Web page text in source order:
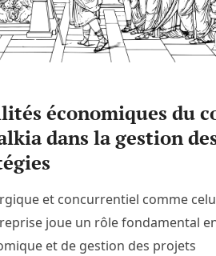
économiques du
dans la gestion
et concurrentiel comme
joue un rôle fondamental
et de gestion des projets